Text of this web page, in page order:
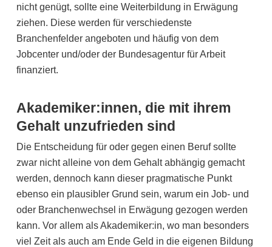
nicht genügt, sollte eine Weiterbildung in Erwägung
ziehen. Diese werden für verschiedenste
Branchenfelder angeboten und häufig von dem
Jobcenter und/oder der Bundesagentur für Arbeit
finanziert.
Akademiker:innen, die mit ihrem
Gehalt unzufrieden sind
Die Entscheidung für oder gegen einen Beruf sollte
zwar nicht alleine von dem Gehalt abhängig gemacht
werden, dennoch kann dieser pragmatische Punkt
ebenso ein plausibler Grund sein, warum ein Job- und
oder Branchenwechsel in Erwägung gezogen werden
kann. Vor allem als Akademiker:in, wo man besonders
viel Zeit als auch am Ende Geld in die eigenen Bildung